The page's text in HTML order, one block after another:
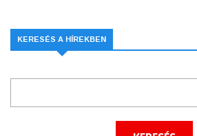
KERESÉS A HÍREKBEN